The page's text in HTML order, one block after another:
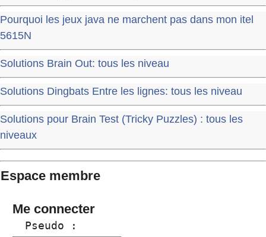
Pourquoi les jeux java ne marchent pas dans mon itel
5615N
Solutions Brain Out: tous les niveau
Solutions Dingbats Entre les lignes: tous les niveau
Solutions pour Brain Test (Tricky Puzzles) : tous les
niveaux
Espace membre
Me connecter
  Pseudo :